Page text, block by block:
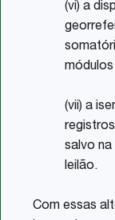
(vi) a
(vii) a
salvo na
leilão.
Com essas